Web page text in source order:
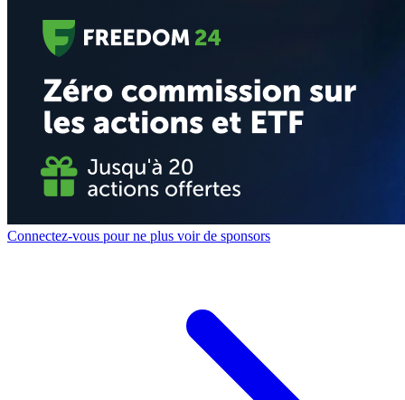
Connectez-vous pour ne plus voir de sponsors